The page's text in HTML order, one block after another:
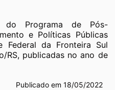
do Programa de Pós-
e Políticas Públicas
Federal da Fronteira Sul
RS, publicadas no ano de
Publicado em 18/05/2022